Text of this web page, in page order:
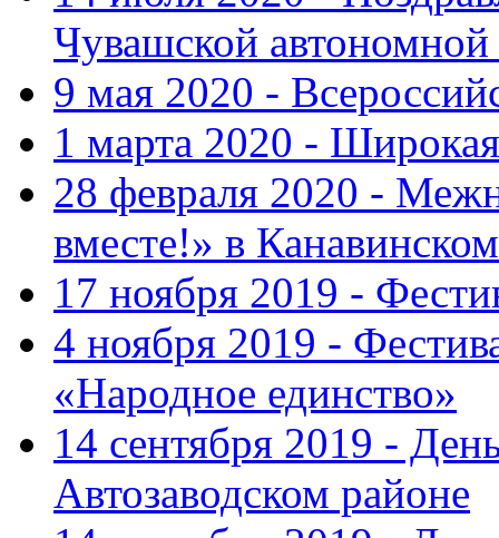
Чувашской автономной
9 мая 2020 -
1 марта 2020 -
28 февраля 2020 -
вместе!» в
17 ноября 2019 -
4 ноября 2019 -
«Народное единство»
14 сентября 2019 -
Автозаводском районе